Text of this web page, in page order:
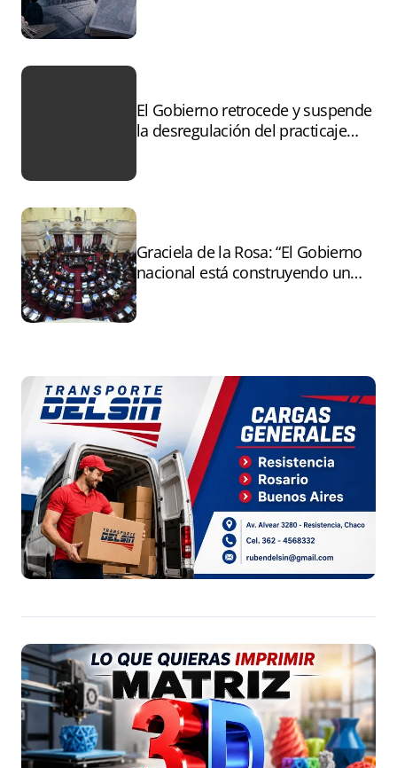
El Gobierno retrocede y suspende
la desregulación del practicaje
Graciela de la Rosa: “El Gobierno
nacional está construyendo un